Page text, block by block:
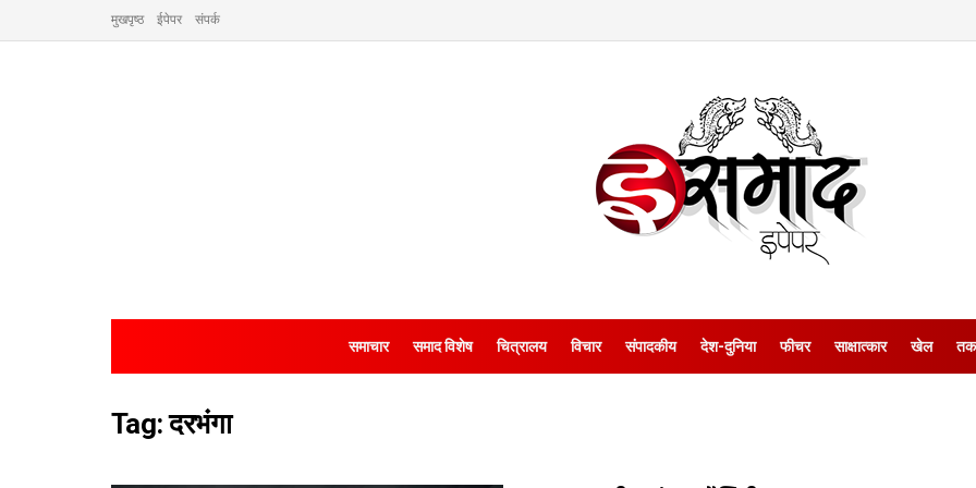
मुखपृष्ठ ईपेपर संपर्क
समाचार समाद विशेष चित्रालय विचार संपादकीय देश-दुनिया फीचर साक्षात्‍कार खेल
Tag:दरभंगा